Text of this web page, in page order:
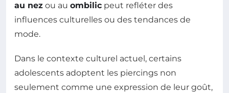
au nez ou au ombilic peut refléter des
influences culturelles ou des tendances de
mode.
Dans le contexte culturel actuel, certains
adolescents adoptent les piercings non
seulement comme une expression de leur goût,